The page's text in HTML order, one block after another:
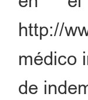
http://
médico
de